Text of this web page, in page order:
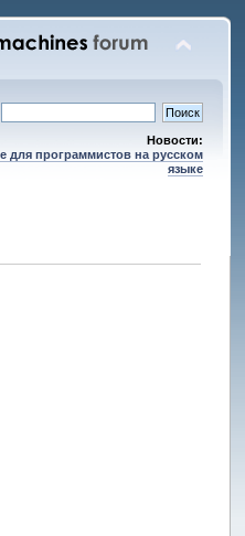
Новости:
для программистов на русском
языке